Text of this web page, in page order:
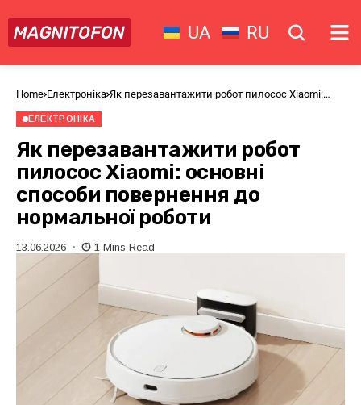
UA RU
Home Електроніка Як перезавантажити робот пилосос Xiaomi:
ЕЛЕКТРОНІКА
Як перезавантажити робот
пилосос Xiaomi: основні
способи повернення до
нормальної роботи
13.06.2026 1 Mins Read